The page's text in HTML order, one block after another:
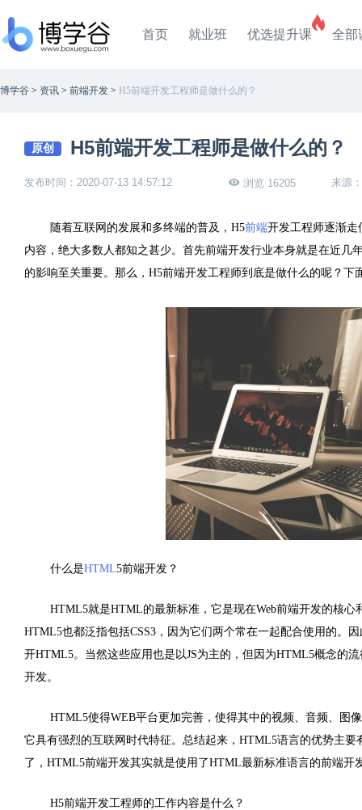
首页 就业班 优选提升课 全部
博学谷 > 资讯 > 前端开发 > H5前端开发工程师是做什么的？
原创 H5前端开发工程师是做什么的？
发布时间：2020-07-13 14:57:12 浏览 16205 来源
随着互联网的发展和多终端的普及， H5前端开发工程师逐渐走
内容，绝大多数人都知之甚少。首先前端开发行业本身就是在近
的影响至关重要。那么， H5前端开发工程师到底是做什么的呢？下
什么是HTML5前端开发？
HTML5就是HTML的最新标准，它是现在Web前端开发的核心
HTML5也都泛指包括CSS3 ，因为它们两个常在一起配合使用的。
开HTML5。当然这些应用也是以JS为主的，但因为HTML5概念的
开发。
HTML5使得WEB平台更加完善，使得其中的视频、音频、图
它具有强烈的互联网时代特征。总结起来， HTML5语言的优势主要
了， HTML5前端开发其实就是使用了HTML最新标准语言的前端开
H5前端开发工程师的工作内容是什么？